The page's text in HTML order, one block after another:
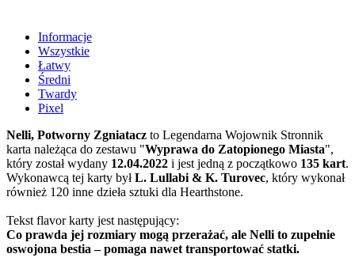
Informacje
Wszystkie
Łatwy
Średni
Twardy
Pixel
Nelli, Potworny Zgniatacz to Legendarna Wojownik Stronnik
karta należąca do zestawu "Wyprawa do Zatopionego Miasta",
który został wydany 12.04.2022 i jest jedną z początkowo 135 kart.
Wykonawcą tej karty byłL. Lullabi & K. Turovec, który wykonał
również 120 inne dzieła sztuki dla Hearthstone.
Tekst flavor karty jest następujący:
Co prawda jej rozmiary mogą przerażać, ale Nelli to zupełnie
oswojona bestia – pomaga nawet transportować statki.